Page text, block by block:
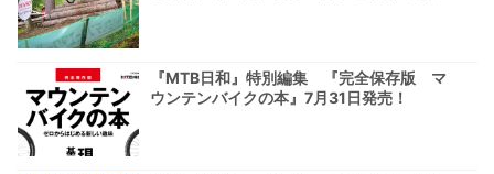
『MTB日和』特別編集 『完全保存版 マ
ウンテンバイクの本』7月31日発売！